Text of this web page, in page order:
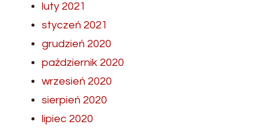
luty 2021
styczeń 2021
grudzień 2020
październik 2020
wrzesień 2020
sierpień 2020
lipiec 2020